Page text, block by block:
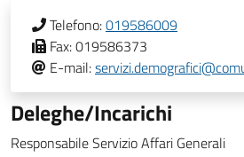
Telefono:019586009
Fax:019586373
E-mail:
Deleghe/Incarichi
Responsabile Servizio Affari Generali